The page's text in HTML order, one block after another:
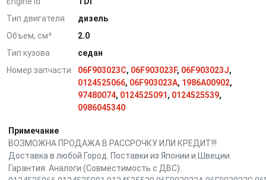
Тип двигателя
дизель
Объем, см³
2.0
Тип кузова
седан
Номер запчасти
06F903023C, 06F903023F, 06F903023J,
0124525066, 06F903023A, 1986A00902,
97480074, 0124525091, 0124525539,
0986045340
Примечание
ВОЗМОЖНА ПРОДАЖА В РАССРОЧКУ ИЛИ КРЕДИТ!!!
Доставка в любой Город. Поставки из Японии и Швеции.
Гарантия. Аналоги (Совместимость с ДВС):